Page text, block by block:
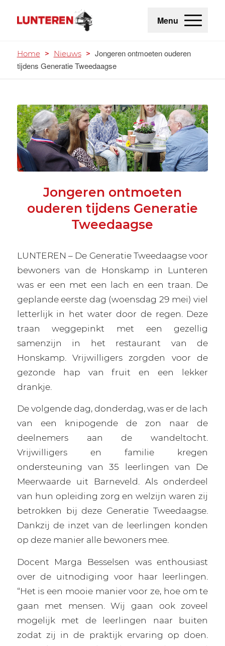
Menu
Home > Nieuws > Jongeren ontmoeten ouderen
tijdens Generatie Tweedaagse
Jongeren ontmoeten
ouderen tijdens Generatie
Tweedaagse
LUNTEREN – De Generatie Tweedaagse voor
bewoners van de Honskamp in Lunteren
was er een met een lach en een traan. De
geplande eerste dag (woensdag 29 mei) viel
letterlijk in het water door de regen. Deze
traan weggepinkt met een gezellig
samenzijn in het restaurant van de
Honskamp. Vrijwilligers zorgden voor de
gezonde hap van fruit en een lekker
drankje.
De volgende dag, donderdag, was er de lach
van een knipogende de zon naar de
deelnemers aan de wandeltocht.
Vrijwilligers en familie kregen
ondersteuning van 35 leerlingen van De
Meerwaarde uit Barneveld. Als onderdeel
van hun opleiding zorg en welzijn waren zij
betrokken bij deze Generatie Tweedaagse.
Dankzij de inzet van de leerlingen konden
op deze manier alle bewoners mee.
Docent Marga Besselsen was enthousiast
over de uitnodiging voor haar leerlingen.
“Het is een mooie manier voor ze, hoe om te
gaan met mensen. Wij gaan ook zoveel
mogelijk met de leerlingen naar buiten
zodat zij in de praktijk ervaring op doen.